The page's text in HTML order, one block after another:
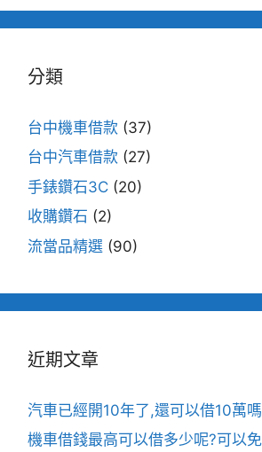
分類
台中機車借款 (37)
台中汽車借款 (27)
手錶鑽石3C (20)
收購鑽石 (2)
流當品精選 (90)
近期文章
汽車已經開10年了,還可以借10萬
機車借錢最高可以借多少呢?可以免